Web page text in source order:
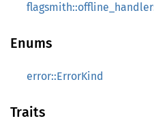
Enums
error::ErrorKind
Traits